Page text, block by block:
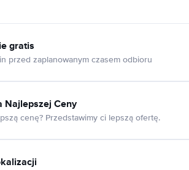
gratis
przed zaplanowanym czasem odbioru
Najlepszej Ceny
cenę? Przedstawimy ci lepszą ofertę.